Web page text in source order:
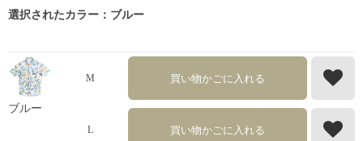
選択されたカラー：ブルー
ブルー
M 買い物かごに入れる
L 買い物かごに入れる